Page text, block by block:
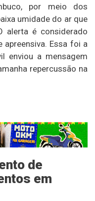
por meio dos
umidade do ar que
alerta é considerado
apreensiva. Essa foi a
enviou a mensagem
repercussão na
de
em